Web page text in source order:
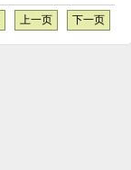
上一页 下一页